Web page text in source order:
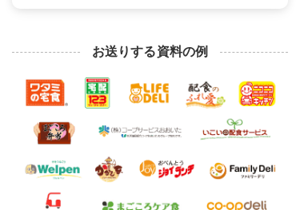
お送りする資料の例